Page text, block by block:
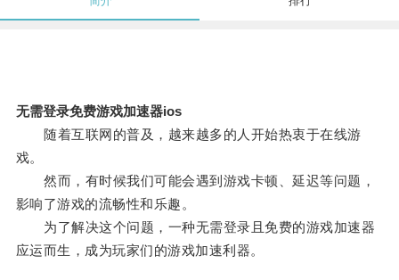
无需登录免费游戏加速器ios
随着互联网的普及，越来越多的人开始热衷于在线游
戏。
然而，有时候我们可能会遇到游戏卡顿、延迟等问题，
影响了游戏的流畅性和乐趣。
为了解决这个问题，一种无需登录且免费的游戏加速器
应运而生，成为玩家们的游戏加速利器。